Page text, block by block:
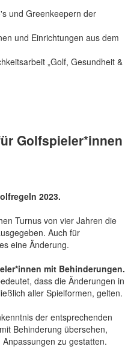
und Greenkeepern der
und Einrichtungen aus dem
„Golf, Gesundheit &
Golfspieler*innen
2023.
Turnus von vier Jahren die
Auch für
eine Änderung.
mit Behinderungen.
dass die Änderungen in
aller Spielformen, gelten.
der entsprechenden
Behinderung übersehen,
zu gestatten.